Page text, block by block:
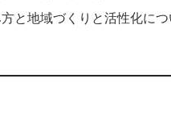
と地域づくりと活性化につ